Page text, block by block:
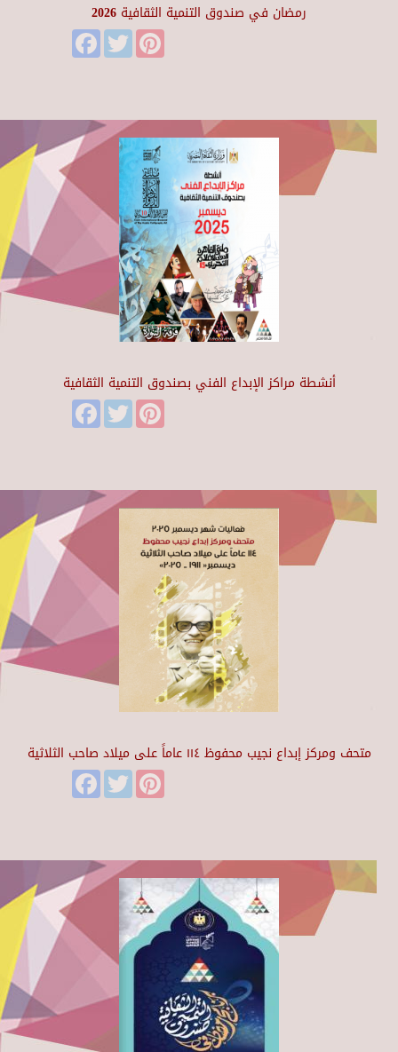
رمضان في صندوق التنمية الثقافية 2026
FacebookTwitter
أنشطة مراكز الإبداع الفني بصندوق التنمية الثقافية
FacebookTwitter
متحف ومركز إبداع نجيب محفوظ ١١٤ عاماً على ميلاد صاحب الثلاثية
FacebookTwitter